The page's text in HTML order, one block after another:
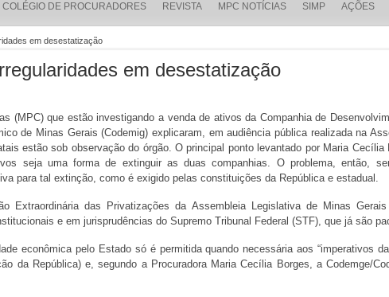
COLÉGIO DE PROCURADORES REVISTA MPC NOTÍCIAS SIMP AÇÕES
em desestatização
em desestatização
(MPC) que estão investigando a venda de ativos da Companhia de
de Minas Gerais (Codemig) explicaram, em audiência pública realizada na
estão sob observação do órgão. O principal ponto levantado por Maria
seja uma forma de extinguir as duas companhias. O problema, então,
para tal extinção, como é exigido pelas constituições da República e estadual.
Extraordinária das Privatizações da Assembleia Legislativa de Minas
e em jurisprudências do Supremo Tribunal Federal (STF), que já são
econômica pelo Estado só é permitida quando necessária aos “imperativos
da República) e, segundo a Procuradora Maria Cecília Borges, a Codemge/